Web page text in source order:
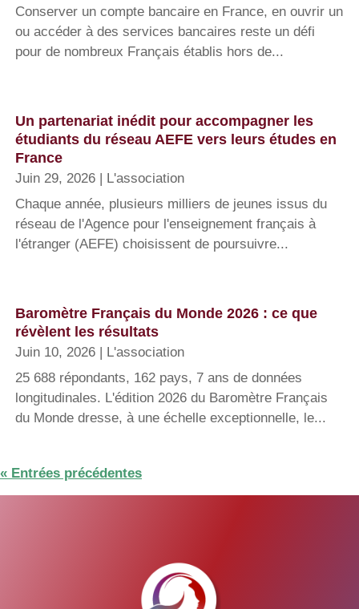
Conserver un compte bancaire en France, en ouvrir un
ou accéder à des services bancaires reste un défi
pour de nombreux Français établis hors de...
Un partenariat inédit pour accompagner les
étudiants du réseau AEFE vers leurs études en
France
Juin 29, 2026
L'association
Chaque année, plusieurs milliers de jeunes issus du
réseau de l'Agence pour l'enseignement français à
l'étranger (AEFE) choisissent de poursuivre...
Baromètre Français du Monde 2026 : ce que
révèlent les résultats
Juin 10, 2026
L'association
25 688 répondants, 162 pays, 7 ans de données
longitudinales. L'édition 2026 du Baromètre Français
du Monde dresse, à une échelle exceptionnelle, le...
« Entrées précédentes